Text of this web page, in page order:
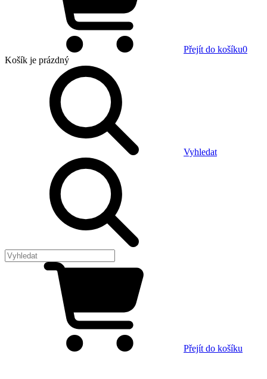
Přejít do košíku0
Košík je prázdný
Vyhledat
Přejít do košíku